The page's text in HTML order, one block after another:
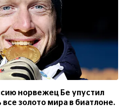
норвежец Бе упустил
золото мира в биатлоне.